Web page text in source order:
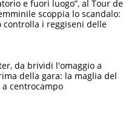
e fuori luogo”, al Tour de
scoppia lo scandalo:
controlla i reggiseni delle
da brividi l'omaggio a
della gara: la maglia del
centrocampo